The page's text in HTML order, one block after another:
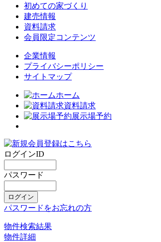
初めての家づくり
建売情報
資料請求
会員限定コンテンツ
企業情報
プライバシーポリシー
サイトマップ
ホーム
資料請求
展示場予約
ログインID
パスワード
パスワードをお忘れの方
物件検索結果
物件詳細